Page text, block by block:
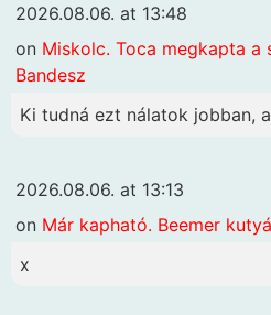
2026.08.06. at 13:48
on Miskolc. Toca megkapta a
Bandesz
Ki tudná ezt nálatok jobban,
2026.08.06. at 13:13
on Már kapható. Beemer
x